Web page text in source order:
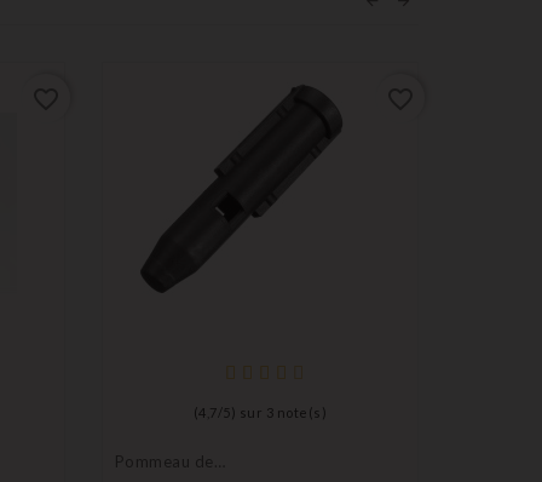
(4,7 / 5) sur 3 note(s)
Pommeau de